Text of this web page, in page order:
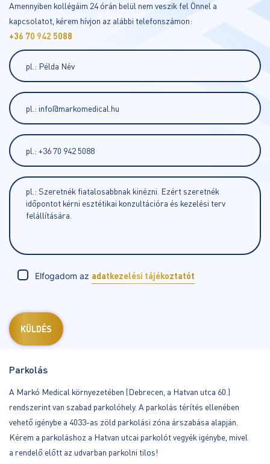
Amennyiben kollégáim 24 órán belül nem veszik fel Önnel a
kapcsolatot, kérem hívjon az alábbi telefonszámon:
+36 70 942 5088
Elfogadom az adatkezelési tájékoztatót
Parkolás
A Markó Medical környezetében (Debrecen, a Hatvan utca 60.)
rendszerint van szabad parkolóhely. A parkolás térítés ellenében
vehető igénybe a 4033-as zöld parkolási zóna árszabása alapján.
Kérem a parkoláshoz a Hatvan utcai parkolót vegyék igénybe, mivel
a rendelő előtt az udvarban parkolni tilos!